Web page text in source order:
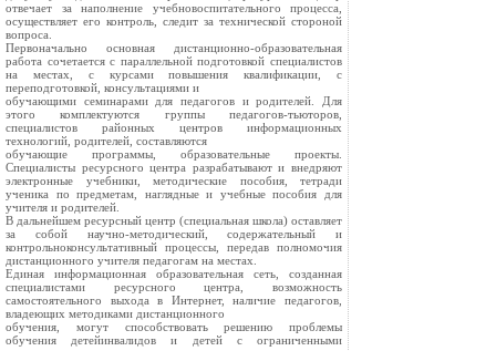
отвечает за наполнение учебновоспитательного процесса,
осуществляет его контроль, следит за технической стороной
вопроса.
Первоначально основная дистанционно-образовательная
работа сочетается с параллельной подготовкой специалистов
на местах, с курсами повышения квалификации, с
переподготовкой, консультациями и
обучающими семинарами для педагогов и родителей. Для
этого комплектуются группы педагогов-тьюторов,
специалистов районных центров информационных
технологий, родителей, составляются
обучающие программы, образовательные проекты.
Специалисты ресурсного центра разрабатывают и внедряют
электронные учебники, методические пособия, тетради
ученика по предметам, наглядные и учебные пособия для
учителя и родителей.
В дальнейшем ресурсный центр (специальная школа) оставляет
за собой научно-методический, содержательный и
контрольноконсультативный процессы, передав полномочия
дистанционного учителя педагогам на местах.
Единая информационная образовательная сеть, созданная
специалистами ресурсного центра, возможность
самостоятельного выхода в Интернет, наличие педагогов,
владеющих методиками дистанционного
обучения, могут способствовать решению проблемы
обучения детейинвалидов и детей с ограниченными